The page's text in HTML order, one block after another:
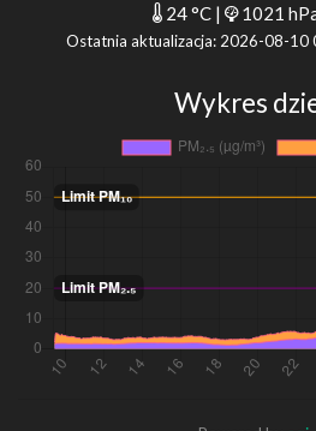
24 °C | 1021
Ostatnia aktualizacja: 2026-08-10
Wykres